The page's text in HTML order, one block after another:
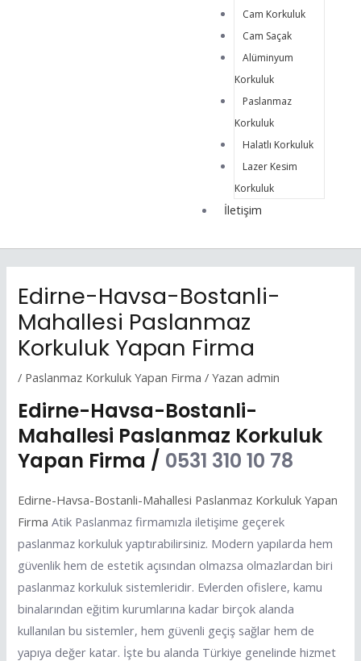
Cam Korkuluk
Cam Saçak
Alüminyum
Korkuluk
Paslanmaz
Korkuluk
Halatlı Korkuluk
Lazer Kesim
Korkuluk
İletişim
Edirne-Havsa-Bostanli-
Mahallesi Paslanmaz
Korkuluk Yapan Firma
/ Paslanmaz Korkuluk Yapan Firma / Yazan admin
Edirne-Havsa-Bostanli-
Mahallesi Paslanmaz Korkuluk
Yapan Firma / 0531 310 10 78
Edirne-Havsa-Bostanli-Mahallesi Paslanmaz Korkuluk Yapan
Firma Atik Paslanmaz firmamızla iletişime geçerek
paslanmaz korkuluk yaptırabilirsiniz. Modern yapılarda hem
güvenlik hem de estetik açısından olmazsa olmazlardan biri
paslanmaz korkuluk sistemleridir. Evlerden ofislere, kamu
binalarından eğitim kurumlarına kadar birçok alanda
kullanılan bu sistemler, hem güvenli geçiş sağlar hem de
yapıya değer katar. İşte bu alanda Türkiye genelinde hizmet